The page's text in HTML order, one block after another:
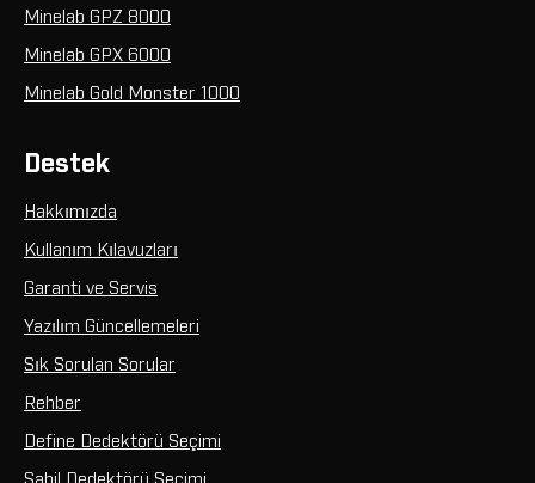
Minelab GPZ 8000
Minelab GPX 6000
Minelab Gold Monster 1000
Destek
Hakkımızda
Kullanım Kılavuzları
Garanti ve Servis
Yazılım Güncellemeleri
Sık Sorulan Sorular
Rehber
Define Dedektörü Seçimi